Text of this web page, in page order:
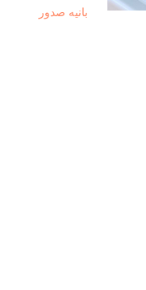
بانيه صدور